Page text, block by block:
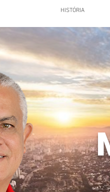
HISTÓRIA
Grupo Dr.